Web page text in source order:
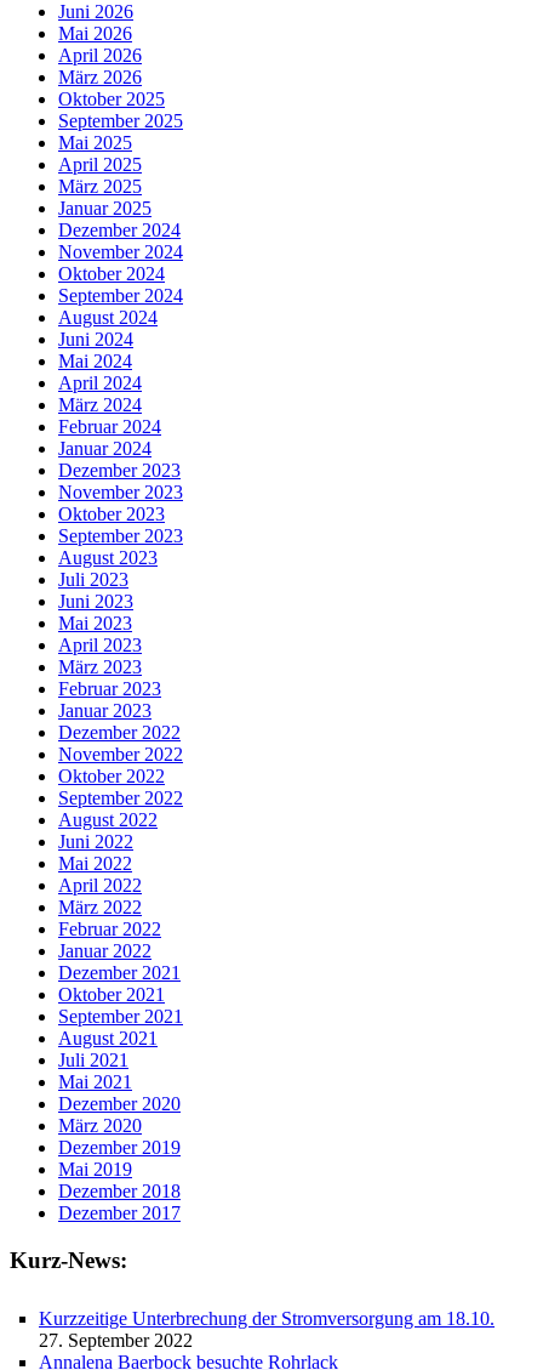
Juni 2026
Mai 2026
April 2026
März 2026
Oktober 2025
September 2025
Mai 2025
April 2025
März 2025
Januar 2025
Dezember 2024
November 2024
Oktober 2024
September 2024
August 2024
Juni 2024
Mai 2024
April 2024
März 2024
Februar 2024
Januar 2024
Dezember 2023
November 2023
Oktober 2023
September 2023
August 2023
Juli 2023
Juni 2023
Mai 2023
April 2023
März 2023
Februar 2023
Januar 2023
Dezember 2022
November 2022
Oktober 2022
September 2022
August 2022
Juni 2022
Mai 2022
April 2022
März 2022
Februar 2022
Januar 2022
Dezember 2021
Oktober 2021
September 2021
August 2021
Juli 2021
Mai 2021
Dezember 2020
März 2020
Dezember 2019
Mai 2019
Dezember 2018
Dezember 2017
Kurz-News:
Kurzzeitige Unterbrechung der Stromversorgung am 18.10.
27. September 2022
Annalena Baerbock besuchte Rohrlack